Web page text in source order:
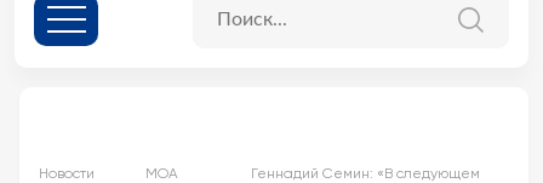
Новости
МОА
Геннадий Семин: «В следующем